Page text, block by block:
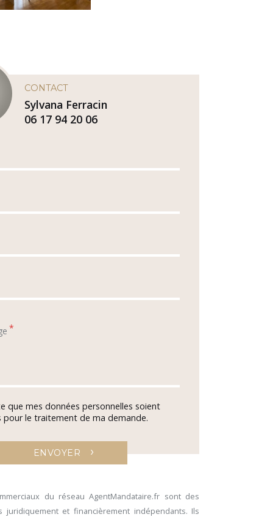
CONTACT
Sylvana Ferracin
06 17 94 20 06
*
que mes données personnelles soient
pour le traitement de ma demande.
ENVOYER ›
du réseau AgentMandataire.fr sont des
juridiquement et financièrement indépendants. Ils